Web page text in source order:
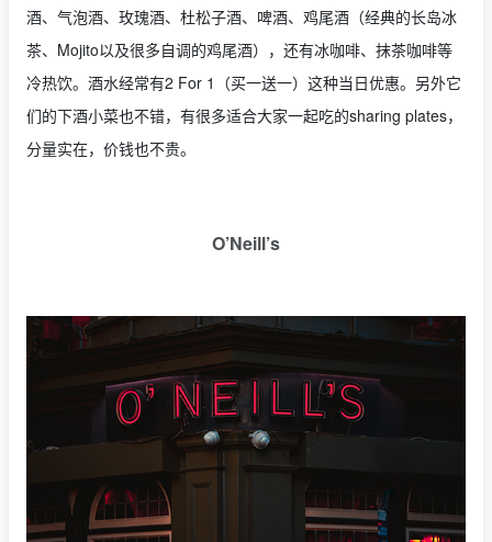
酒、气泡酒、玫瑰酒、杜松子酒、啤酒、鸡尾酒（经典的长岛冰
茶、Mojito以及很多自调的鸡尾酒），还有冰咖啡、抹茶咖啡等
冷热饮。酒水经常有2 For 1（买一送一）这种当日优惠。另外它
们的下酒小菜也不错，有很多适合大家一起吃的sharing plates，
分量实在，价钱也不贵。
O’Neill’s